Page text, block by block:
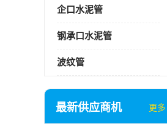
企口水泥管
钢承口水泥管
波纹管
最新供应商机 更多